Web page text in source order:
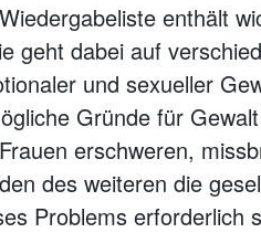
enthält
geht dabei auf
und sexueller
Gründe für
erschweren,
des weiteren die
Problems erforderlich